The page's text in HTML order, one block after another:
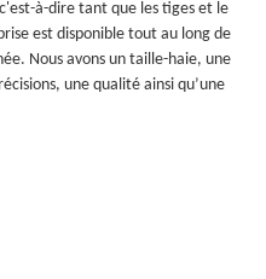
à-dire tant que les tiges et le
est disponible tout au long de
Nous avons un taille-haie, une
une qualité ainsi qu’une